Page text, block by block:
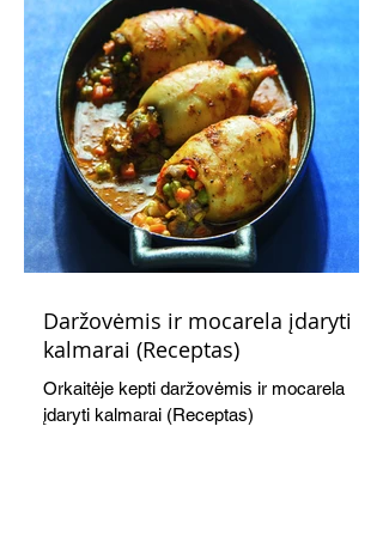
Daržovėmis ir mocarela įdaryti
kalmarai (Receptas)
Orkaitėje kepti daržovėmis ir mocarela
įdaryti kalmarai (Receptas)